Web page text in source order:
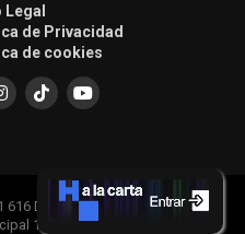
Legal
de Privacidad
de cookies
Dirección: Plaza del Punto nº1
1ª Planta, 21001